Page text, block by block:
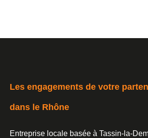
Les engagements de votre
dans le Rhône
Entreprise locale basée à Tassin-la-